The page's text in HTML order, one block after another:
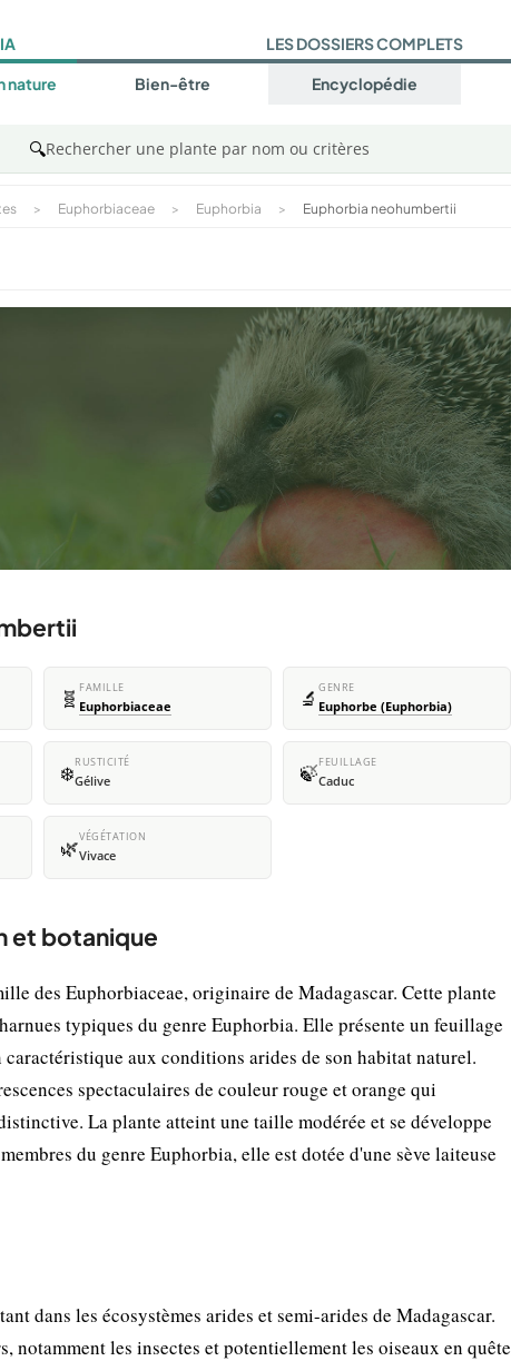
nature
LES DOSSIERS COMPLETS
Bien-être Encyclopédie
🔍Rechercher une plante par nom ou critères
> Euphorbiaceae > Euphorbia > Euphorbia neohumbertii
🧬 FAMILLE
Euphorbiaceae 🔬 GENRE
Euphorbe (Euphorbia)
❄️RUSTICITÉ
Gélive 🍃FEUILLAGE
Caduc
🌿VÉGÉTATION
Vivace
et botanique
des Euphorbiaceae, originaire de Madagascar. Cette plante
typiques du genre Euphorbia. Elle présente un feuillage
aux conditions arides de son habitat naturel.
spectaculaires de couleur rouge et orange qui
La plante atteint une taille modérée et se développe
du genre Euphorbia, elle est dotée d'une sève laiteuse
dans les écosystèmes arides et semi-arides de Madagascar.
notamment les insectes et potentiellement les oiseaux en quête